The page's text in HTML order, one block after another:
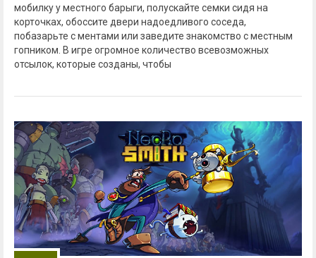
мобилку у местного барыги, полускайте семки сидя на
корточках, обоссите двери надоедливого соседа,
побазарьте с ментами или заведите знакомство с местным
гопником. В игре огромное количество всевозможных
отсылок, которые созданы, чтобы